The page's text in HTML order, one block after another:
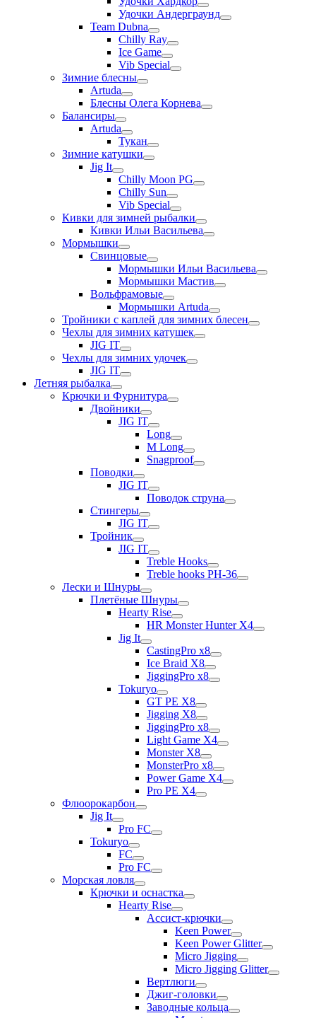
Удочки Андерграунд
Team Dubna
Chilly Ray
Ice Game
Vib Special
Зимние блесны
Artuda
Блесны Олега Корнева
Балансиры
Artuda
Тукан
Зимние катушки
Jig It
Chilly Moon PG
Chilly Sun
Vib Special
Кивки для зимней рыбалки
Кивки Ильи Васильева
Мормышки
Свинцовые
Мормышки Ильи Васильева
Мормышки Мастив
Вольфрамовые
Мормышки Artuda
Тройники с каплей для зимних блесен
Чехлы для зимних катушек
JIG IT
Чехлы для зимних удочек
JIG IT
Летняя рыбалка
Крючки и Фурнитура
Двойники
JIG IT
Long
M Long
Snagproof
Поводки
JIG IT
Поводок струна
Стингеры
JIG IT
Тройник
JIG IT
Treble Hooks
Treble hooks PH-36
Лески и Шнуры
Плетёные Шнуры
Hearty Rise
HR Monster Hunter X4
Jig It
CastingPro x8
Ice Braid X8
JiggingPro x8
Tokuryo
GT PE X8
Jigging X8
JiggingPro x8
Light Game X4
Monster X8
MonsterPro x8
Power Game X4
Pro PE X4
Флюорокарбон
Jig It
Pro FC
Tokuryo
FC
Pro FC
Морская ловля
Крючки и оснастка
Hearty Rise
Ассист-крючки
Keen Power
Keen Power Glitter
Micro Jigging
Micro Jigging Glitter
Вертлюги
Джиг-головки
Заводные кольца